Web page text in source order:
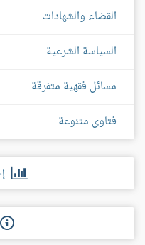
القضاء والشهادات
السياسة الشرعية
مسائل فقهية متفرقة
فتاوى متنوعة